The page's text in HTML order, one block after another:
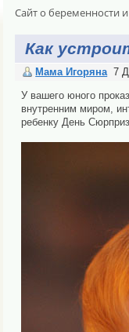
Сайт о беременности и
Как
Мама Игоряна 7
У вашего юного
внутренним миром,
ребенку День